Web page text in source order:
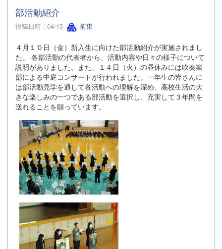
部活動紹介
投稿日時 : 04/15 前東
４月１０日（金）新入生に向けた部活動紹介が実施されまし
た。 各部活動の代表者から、活動内容や日々の様子について
説明がありました。また、１４日（火）の昼休みには吹奏楽
部による中庭コンサートが行われました。一年生の皆さんに
は部活動見学を通して各活動への理解を深め、高校生活の大
きな楽しみの一つである部活動を選択し、充実して３年間を
送れることを願っています。